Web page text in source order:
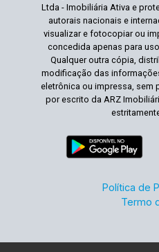
Ltda - Imobiliária Ativa e
autorais nacionais e
visualizar e fotocopiar ou
concedida apenas para
Qualquer outra cópia,
modificação das
eletrônica ou impressa, sem
por escrito da ARZ
Política de
Termo